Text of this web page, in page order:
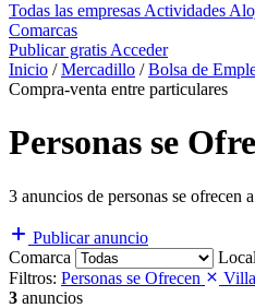
Todas las empresas Actividades
Comarcas
Publicar gratis Acceder
Inicio / Mercadillo / Bolsa de
Compra-venta entre particulares
Personas se
3 anuncios de personas se ofrecen
Publicar anuncio
Comarca
Filtros: Personas se Ofrecen
3 anuncios